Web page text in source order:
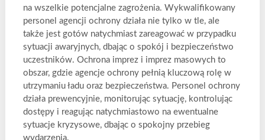
na wszelkie potencjalne zagrożenia. Wykwalifikowany
personel agencji ochrony działa nie tylko w tle, ale
także jest gotów natychmiast zareagować w przypadku
sytuacji awaryjnych, dbając o spokój i bezpieczeństwo
uczestników. Ochrona imprez i imprez masowych to
obszar, gdzie agencje ochrony pełnią kluczową rolę w
utrzymaniu ładu oraz bezpieczeństwa. Personel ochrony
działa prewencyjnie, monitorując sytuację, kontrolując
dostępy i reagując natychmiastowo na ewentualne
sytuacje kryzysowe, dbając o spokojny przebieg
wydarzenia.